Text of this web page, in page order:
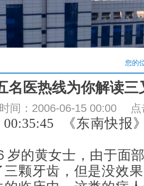
您的
名医热线为你解读三
间：2006-06-15 00:00 点
00:35:45 《东南快报
岁的黄女士，由于面
三颗牙齿，但是没效